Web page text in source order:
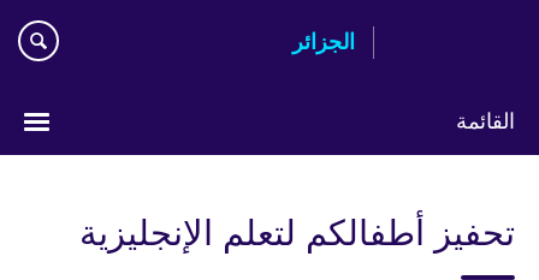
الجزائر
القائمة
language
تحفيز أطفالكم لتعلم الإنجليزية